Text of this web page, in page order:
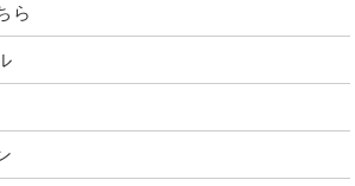
ら